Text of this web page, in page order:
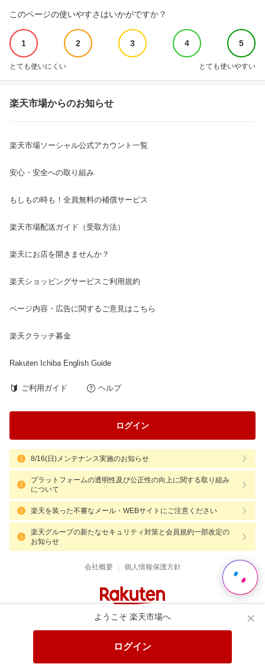
ようこそ 楽天市場へ
ログイン
このページの使いやすさはいかがですか？
1 2 3 4 5
とても使いにくい とても使いやすい
楽天市場からのお知らせ
楽天市場ソーシャル公式アカウント一覧
安心・安全への取り組み
もしもの時も！全員無料の補償サービス
楽天市場配送ガイド（受取方法）
楽天にお店を開きませんか？
楽天ショッピングサービスご利用規約
ページ内容・広告に関するご意見はこちら
楽天クラッチ募金
Rakuten Ichiba English Guide
ご利用ガイド ヘルプ
ログイン
8/16(日)メンテナンス実施のお知らせ
プラットフォームの透明性及び公正性の向上に関する取り組み
について
楽天を装った不審なメール・WEBサイトにご注意ください
楽天グループの新たなセキュリティ対策と会員規約一部改定の
お知らせ
会社概要 | 個人情報保護方針